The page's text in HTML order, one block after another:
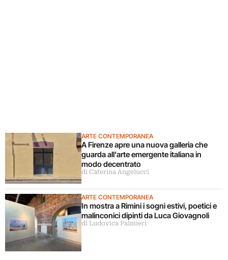
ARTE CONTEMPORANEA
A Firenze apre una nuova galleria che
guarda all’arte emergente italiana in
modo decentrato
di Caterina Angelucci
ARTE CONTEMPORANEA
In mostra a Rimini i sogni estivi, poetici e
malinconici dipinti da Luca Giovagnoli
di Ludovica Palmieri